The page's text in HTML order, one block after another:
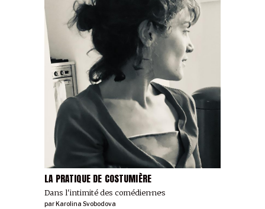
LA PRATIQUE DE COSTUMIÈRE
Dans l'intimité des comédien·ne·s
par Karolina Svobodova